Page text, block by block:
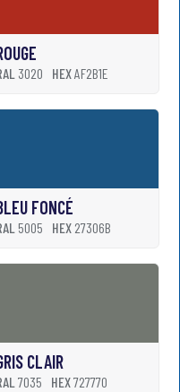
3020 HEXAF2B1E
FONCÉ
5005 HEX27306B
CLAIR
7035 HEX727770